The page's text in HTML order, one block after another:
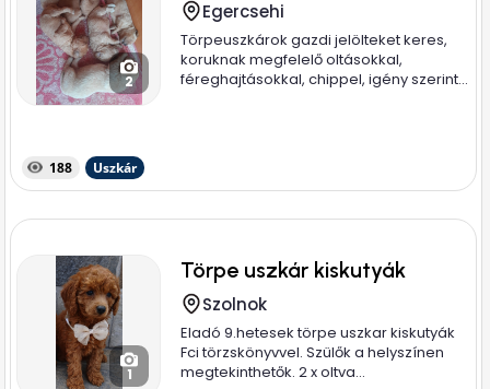
2
Egercsehi
Törpeuszkárok gazdi jelölteket keres,
koruknak megfelelő oltásokkal,
féreghajtásokkal, chippel, igény szerint...
188 Uszkár
1
Törpe uszkár kiskutyák
Szolnok
Eladó 9.hetesek törpe uszkar kiskutyák
Fci törzskönyvvel. Szülők a helyszínen
megtekinthetők. 2 x oltva...